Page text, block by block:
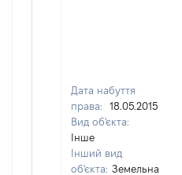
Дата набуття
права:
18.05.2015
Вид об'єкта:
Інше
Інший вид
об'єкта: Земельна